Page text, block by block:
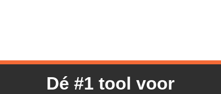
Dé #1 tool voor